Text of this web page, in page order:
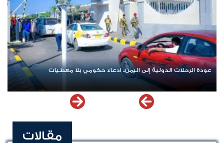
اليمن.. ادعاء حكومي بلا معطيات اشترك الآن في قناة
مقالات